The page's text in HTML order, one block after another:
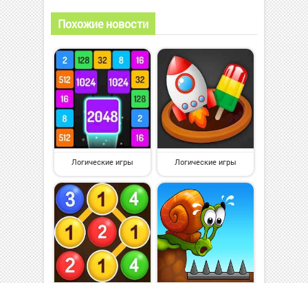
Похожие новости
Логические игры Логические игры